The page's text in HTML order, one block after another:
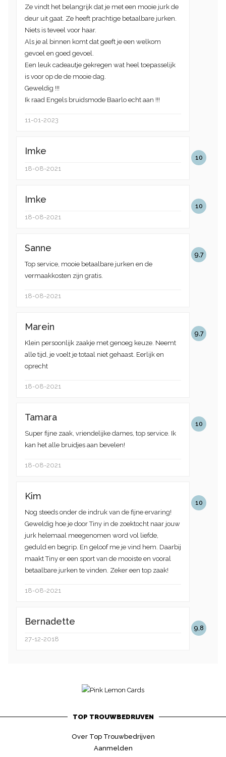
Ze vindt het belangrijk dat je met een mooie jurk de
deur uit gaat. Ze heeft prachtige betaalbare jurken.
Niets is teveel voor haar.
Als je al binnen komt dat geeft je een welkom
gevoel en goed gevoel.
Een leuk cadeautje gekregen wat heel toepasselijk
is voor op de de mooie dag.
Geweldig !!!
Ik raad Engels bruidsmode Baarlo echt aan !!!
11-01-2023
10
Imke
18-08-2021
10
Imke
18-08-2021
9,7
Sanne
Top service, mooie betaalbare jurken en de
vermaakkosten zijn gratis.
18-08-2021
9,7
Marein
Klein persoonlijk zaakje met genoeg keuze. Neemt
alle tijd, je voelt je totaal niet gehaast. Eerlijk en
oprecht
18-08-2021
10
Tamara
Super fijne zaak, vriendelijke dames, top service. Ik
kan het alle bruidjes aan bevelen!
18-08-2021
10
Kim
Nog steeds onder de indruk van de fijne ervaring!
Geweldig hoe je door Tiny in de zoektocht naar jouw
jurk helemaal meegenomen word vol liefde,
geduld en begrip. En geloof me je vind hem. Daarbij
maakt Tiny er een sport van de mooiste en vooral
betaalbare jurken te vinden. Zeker een top zaak!
18-08-2021
9,8
Bernadette
27-12-2018
TOP TROUWBEDRIJVEN
Over Top Trouwbedrijven
Aanmelden